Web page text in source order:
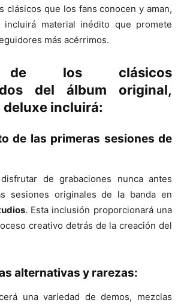
clásicos que los fans conocen y aman,
incluirá material inédito que promete
más acérrimos.
de los clásicos
del álbum original,
incluirá:
de las primeras sesiones de
de grabaciones nunca antes
sesiones originales de la banda en
. Esta inclusión proporcionará una
creativo detrás de la creación del
alternativas y rarezas:
una variedad de demos, mezclas